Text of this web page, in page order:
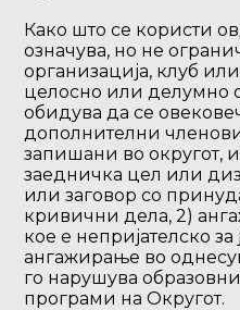
Како што се користи
означува, но не
организација, клуб
целосно или делумно
обидува да се
дополнителни
запишани во округот, и
заедничка цел или
или заговор со
кривични дела, 2)
кое е непријателско
ангажирање во
го нарушува
програми на Округот.